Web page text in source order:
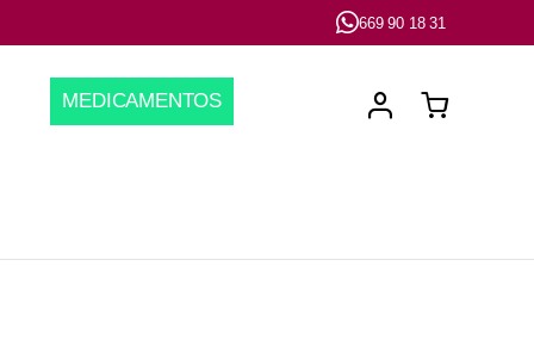
669 90 18 31
MEDICAMENTOS